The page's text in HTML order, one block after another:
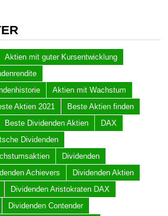
Aktien mit guter Kursentwicklung
Aktien mit Wachstum
Aktien 2021
Beste Aktien finden
Beste Dividenden Aktien
DAX
Dividenden
Dividenden
Achievers
Dividenden Aktien
Dividenden Aristokraten DAX
Dividenden Contender